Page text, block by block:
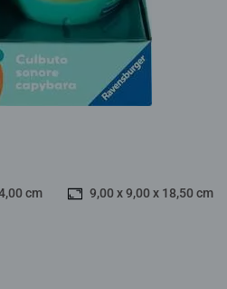
cm 9,00 x 9,00 x 18,50 cm